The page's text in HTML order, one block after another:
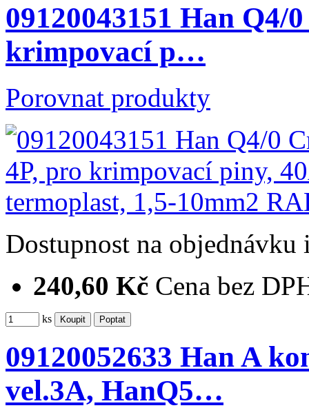
09120043151 Han
krimpovací p…
Porovnat produkty
Dostupnost na objednávku
240,60 Kč Cena bez
ks
09120052633 Han A
vel.3A, HanQ5…